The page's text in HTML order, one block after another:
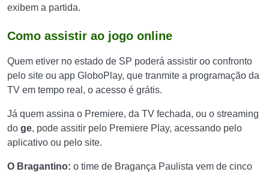
exibem a partida.
Como assistir ao jogo online
Quem etiver no estado de SP poderá assistir oo confronto
pelo site ou app GloboPlay, que tranmite a programação da
TV em tempo real, o acesso é grátis.
Já quem assina o Premiere, da TV fechada, ou o streaming
do ge, pode assitir pelo Premiere Play, acessando pelo
aplicativo ou pelo site.
O Bragantino: o time de Bragança Paulista vem de cinco